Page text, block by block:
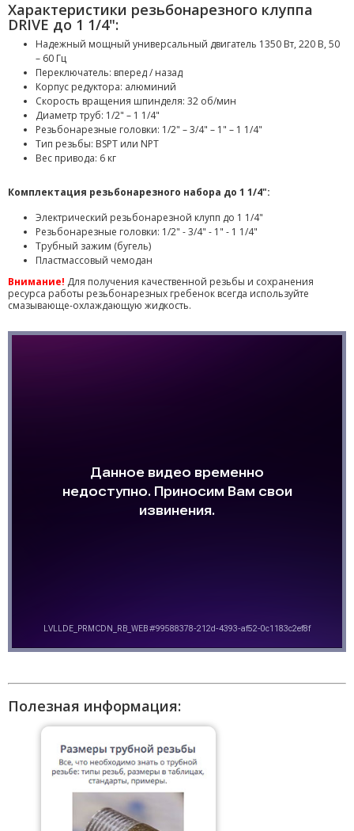
Характеристики резьбонарезного клуппа
DRIVE до 1 1/4":
Надежный мощный универсальный двигатель 1350 Вт, 220 В, 50
– 60 Гц
Переключатель: вперед / назад
Корпус редуктора: алюминий
Скорость вращения шпинделя: 32 об/мин
Диаметр труб: 1/2" – 1 1/4"
Резьбонарезные головки: 1/2" – 3/4" – 1" – 1 1/4"
Тип резьбы: BSPT или NPT
Вес привода: 6 кг
Комплектация резьбонарезного набора до 1 1/4":
Электрический резьбонарезной клупп до 1 1/4"
Резьбонарезные головки: 1/2" - 3/4" - 1" - 1 1/4"
Трубный зажим (бугель)
Пластмассовый чемодан
Внимание! Для получения качественной резьбы и сохранения
ресурса работы резьбонарезных гребенок всегда используйте
смазывающе-охлаждающую жидкость.
Полезная информация: